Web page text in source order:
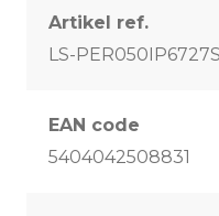
Artikel ref.
LS-
EAN code
5404042508831